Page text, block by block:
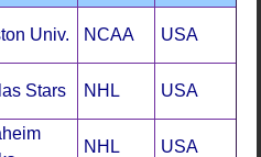
Univ. NCAA USA
Stars NHL USA
NHL USA